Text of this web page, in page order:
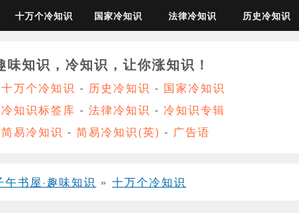
十万个冷知识 国家冷知识 法律冷知识 历史冷知识
味知识，冷知识，让你涨知识！
十万个冷知识 - 历史冷知识 - 国家冷知识
冷知识标签库 - 法律冷知识 - 冷知识专辑
简易冷知识 - 简易冷知识(英) - 广告语
午书屋·趣味知识 » 十万个冷知识